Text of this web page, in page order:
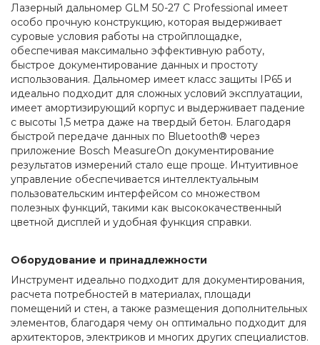
Лазерный дальномер GLM 50-27 C Professional имеет
особо прочную конструкцию, которая выдерживает
суровые условия работы на стройплощадке,
обеспечивая максимально эффективную работу,
быстрое документирование данных и простоту
использования. Дальномер имеет класс защиты IP65 и
идеально подходит для сложных условий эксплуатации,
имеет амортизирующий корпус и выдерживает падение
с высоты 1,5 метра даже на твердый бетон. Благодаря
быстрой передаче данных по Bluetooth® через
приложение Bosch MeasureOn документирование
результатов измерений стало еще проще. Интуитивное
управление обеспечивается интеллектуальным
пользовательским интерфейсом со множеством
полезных функций, такими как высококачественный
цветной дисплей и удобная функция справки.
Оборудование и принадлежности
Инструмент идеально подходит для документирования,
расчета потребностей в материалах, площади
помещений и стен, а также размещения дополнительных
элементов, благодаря чему он оптимально подходит для
архитекторов, электриков и многих других специалистов.